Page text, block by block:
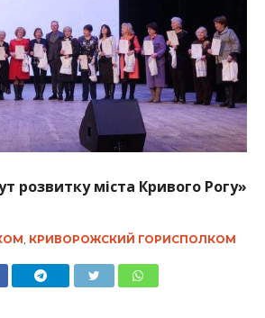
розвитку міста Кривого Рогу»
, КРИВОРОЖСКИЙ ГОРИСПОЛКОМ